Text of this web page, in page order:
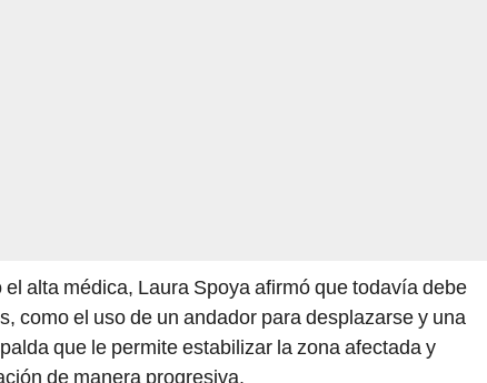
alta médica, Laura Spoya afirmó que todavía debe
como el uso de un andador para desplazarse y una
que le permite estabilizar la zona afectada y
de manera progresiva.